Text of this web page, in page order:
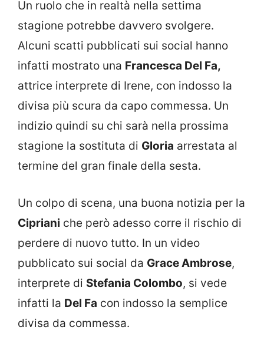
Un ruolo che in realtà nella settima
stagione potrebbe davvero svolgere.
Alcuni scatti pubblicati sui social hanno
infatti mostrato una Francesca Del Fa,
attrice interprete di Irene, con indosso la
divisa più scura da capo commessa. Un
indizio quindi su chi sarà nella prossima
stagione la sostituta di Gloria arrestata al
termine del gran finale della sesta.
Un colpo di scena, una buona notizia per la
Cipriani che però adesso corre il rischio di
perdere di nuovo tutto. In un video
pubblicato sui social da Grace Ambrose,
interprete di Stefania Colombo, si vede
infatti la Del Fa con indosso la semplice
divisa da commessa.